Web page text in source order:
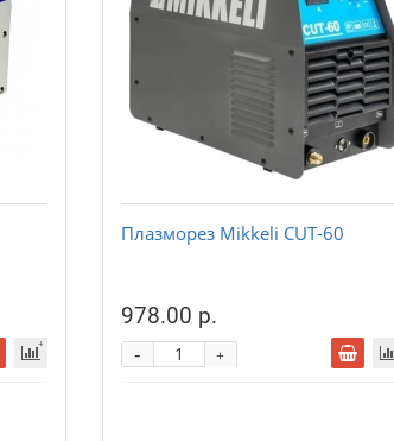
Плазморез Mikkeli CUT-60
978.00 р.
+
-